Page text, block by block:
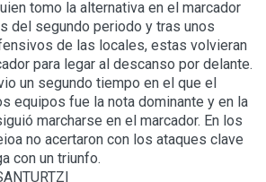
tomo la alternativa en el marcador
del segundo periodo y tras unos
de las locales, estas volvieran
para legar al descanso por delante.
un segundo tiempo en el que el
equipos fue la nota dominante y en la
marcharse en el marcador. En los
no acertaron con los ataques clave
con un triunfo.